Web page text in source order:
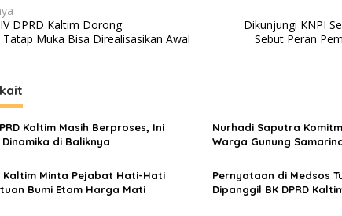
DPRD Kaltim Dorong
Muka Bisa Direalisasikan Awal
Dikunjungi KNPI
Sebut Peran
Kaltim Masih Berproses, Ini
di Baliknya
Nurhadi Saputra
Warga Gunung
Kaltim Minta Pejabat Hati-Hati
Bumi Etam Harga Mati
Pernyataan di Medsos
Dipanggil BK DPRD